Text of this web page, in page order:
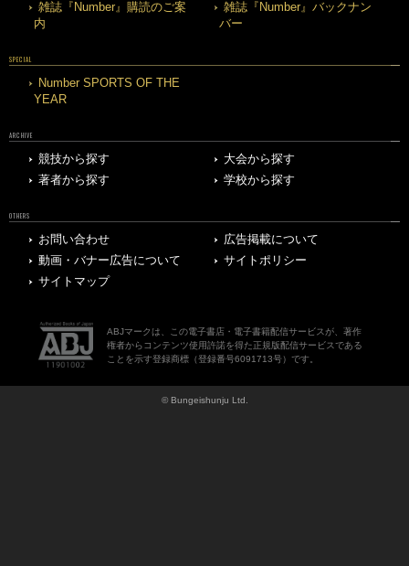
雑誌『Number』購読のご案
内
雑誌『Number』バックナン
バー
SPECIAL
Number SPORTS OF THE
YEAR
ARCHIVE
競技から探す
大会から探す
著者から探す
学校から探す
OTHERS
お問い合わせ
広告掲載について
動画・バナー広告について
サイトポリシー
サイトマップ
ABJマークは、この電子書店・電子書籍配信サービスが、著作
権者からコンテンツ使用許諾を得た正規版配信サービスである
ことを示す登録商標（登録番号6091713号）です。
© Bungeishunju Ltd.